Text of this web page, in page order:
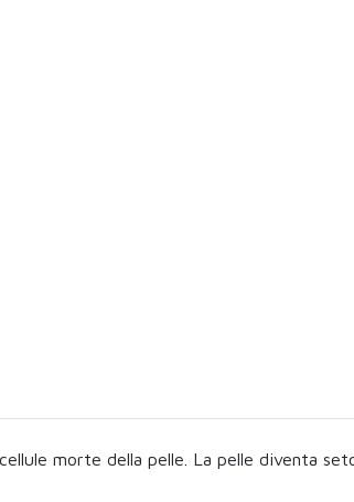
morte della pelle. La pelle diventa